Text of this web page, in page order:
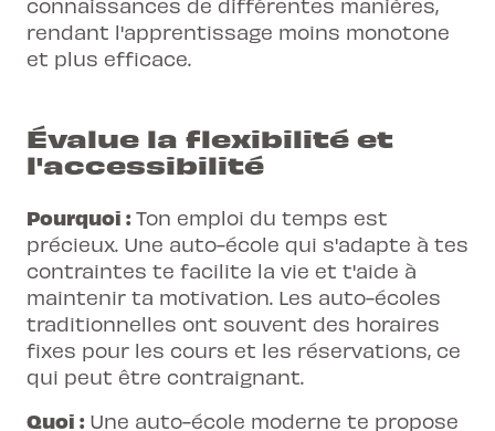
connaissances de différentes manières,
rendant l'apprentissage moins monotone
et plus efficace.
Évalue la flexibilité et
l'accessibilité
Pourquoi : Ton emploi du temps est
précieux. Une auto-école qui s'adapte à tes
contraintes te facilite la vie et t'aide à
maintenir ta motivation. Les auto-écoles
traditionnelles ont souvent des horaires
fixes pour les cours et les réservations, ce
qui peut être contraignant.
Quoi : Une auto-école moderne te propose